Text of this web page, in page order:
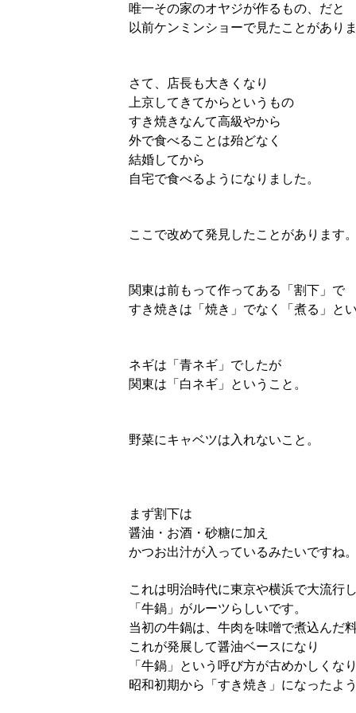
唯一その家のオヤジが作るもの、だと
以前ケンミンショーで見たことがありま
さて、店長も大きくなり
上京してきてからというもの
すき焼きなんて高級やから
外で食べることは殆どなく
結婚してから
自宅で食べるようになりました。
ここで改めて発見したことがあります。
関東は前もって作ってある「割下」で
すき焼きは「焼き」でなく「煮る」とい
ネギは「青ネギ」でしたが
関東は「白ネギ」ということ。
野菜にキャベツは入れないこと。
まず割下は
醤油・お酒・砂糖に加え
かつお出汁が入っているみたいですね。
これは明治時代に東京や横浜で大流行
「牛鍋」がルーツらしいです。
当初の牛鍋は、牛肉を味噌で煮込んだ料
これが発展して醤油ベースになり
「牛鍋」という呼び方が古めかしくなり
昭和初期から「すき焼き」になったよう